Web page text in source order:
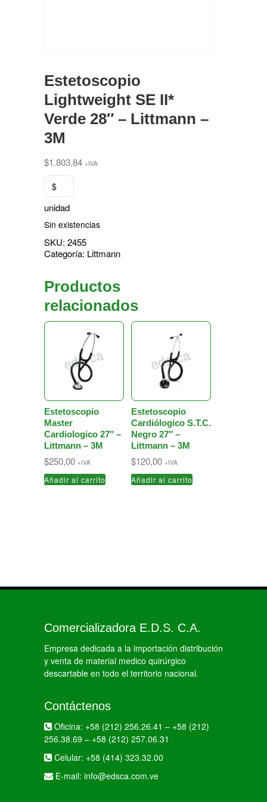
Estetoscopio
Lightweight SE II*
Verde 28″ – Littmann –
3M
$1.803,84 +IVA
$
unidad
Sin existencias
SKU: 2455
Categoría: Littmann
Productos
relacionados
Estetoscopio
Master
Cardiologico 27″ –
Littmann – 3M
$250,00 +IVA
Añadir al carrito
Estetoscopio
Cardiólogico S.T.C.
Negro 27″ –
Littmann – 3M
$120,00 +IVA
Añadir al carrito
Comercializadora E.D.S. C.A.
Empresa dedicada a la importación distribución
y venta de material medico quirúrgico
descartable en todo el territorio nacional.
Contáctenos
Oficina: +58 (212) 256.26.41 – +58 (212)
256.38.69 – +58 (212) 257.06.31
Celular: +58 (414) 323.32.00
E-mail: info@edsca.com.ve